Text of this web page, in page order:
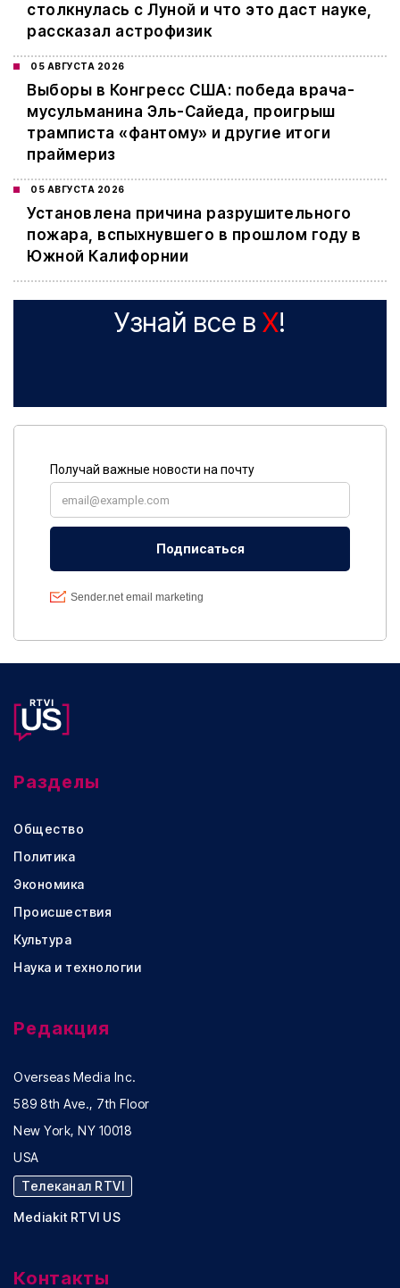
столкнулась с Луной и что это даст науке,
рассказал астрофизик
05 АВГУСТА 2026
Выборы в Конгресс США: победа врача-
мусульманина Эль-Сайеда, проигрыш
трамписта «фантому» и другие итоги
праймериз
05 АВГУСТА 2026
Установлена причина разрушительного
пожара, вспыхнувшего в прошлом году в
Южной Калифорнии
Узнай все в X!
Разделы
Общество
Политика
Экономика
Происшествия
Культура
Наука и технологии
Редакция
Overseas Media Inc.
589 8th Ave., 7th Floor
New York, NY 10018
USA
Телеканал RTVI
Mediakit RTVI US
Контакты